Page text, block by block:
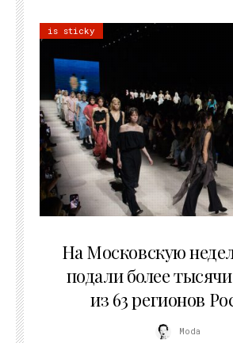
is sticky
На Московскую
подали более
из 63 регионов
Moda